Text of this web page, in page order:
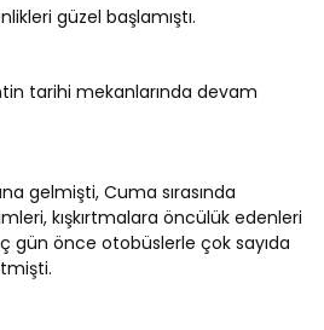
güzel başlamıştı.
tarihi mekanlarında devam
gelmişti, Cuma sırasında
kışkırtmalara öncülük edenleri
gün önce otobüslerle çok sayıda